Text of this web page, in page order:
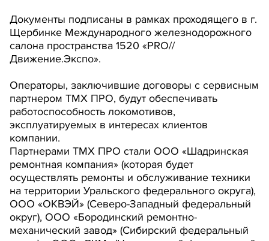
Документы подписаны в рамках проходящего в г.
Щербинке Международного железнодорожного
салона пространства 1520 «PRO//
Движение.Экспо».
Операторы, заключившие договоры с сервисным
партнером ТМХ ПРО, будут обеспечивать
работоспособность локомотивов,
эксплуатируемых в интересах клиентов
компании.
Партнерами ТМХ ПРО стали ООО «Шадринская
ремонтная компания» (которая будет
осуществлять ремонты и обслуживание техники
на территории Уральского федерального округа),
ООО «ОКВЭЙ» (Северо-Западный федеральный
округ), ООО «Бородинский ремонтно-
механический завод» (Сибирский федеральный